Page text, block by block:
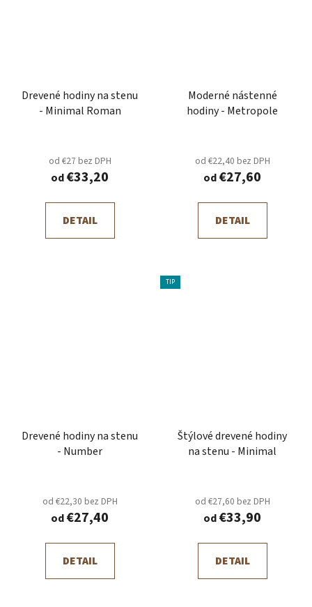
Drevené hodiny na stenu
- Minimal Roman
od €27 bez DPH
od€33,20
DETAIL
Moderné nástenné
hodiny - Metropole
od €22,40 bez DPH
od€27,60
DETAIL
Drevené hodiny na stenu
- Number
od €22,30 bez DPH
od€27,40
DETAIL
TIP
Štýlové drevené hodiny
na stenu - Minimal
od €27,60 bez DPH
od€33,90
DETAIL